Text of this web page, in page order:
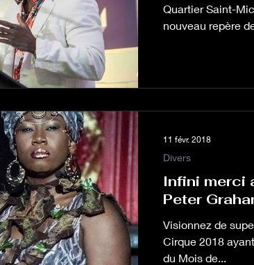
Quartier Saint-
nouveau repère
Infini merci
Peter
Visionnez de
Cirque 2018
du Mois de...
Divers
11 févr. 2018